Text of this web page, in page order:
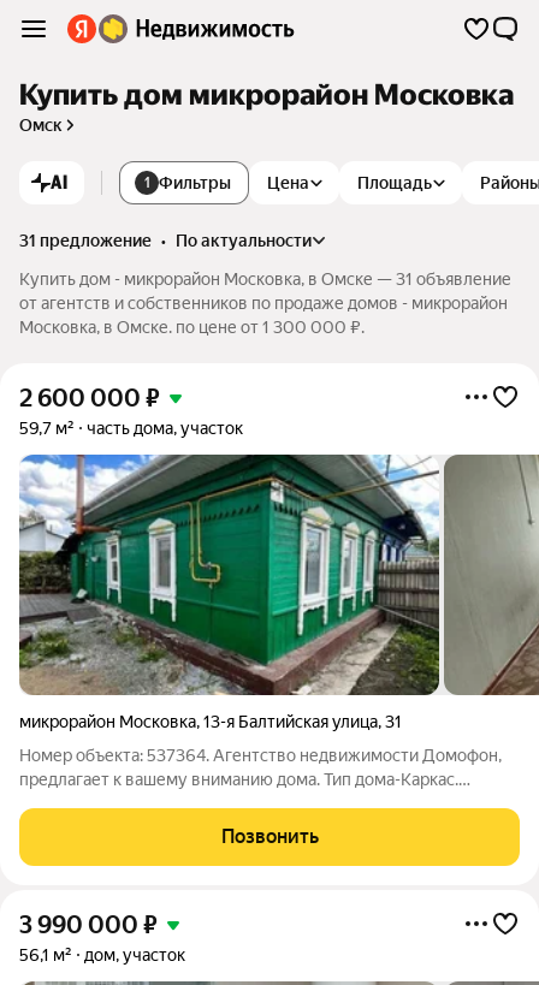
Купить дом микрорайон Московка
Омск
AI 1 Фильтры Цена Площадь
31 предложение •
по актуальности
Купить дом - микрорайон Московка, в Омске — 31 объявление
от агентств и собственников по продаже домов - микрорайон
Московка, в Омске. по цене от 1 300 000 ₽.
2 600 000 ₽
59,7 м² часть дома, участок
микрорайон Московка,13-я Балтийская улица,31
Номер объекта: 537364. Агентство недвижимости Домофон,
предлагает к вашему вниманию дома. Тип дома-Каркас.
коммуникации: Заведен центральный водопровод, отопление
газовое, котел двухконтурный, канализация
Позвонить
3 990 000 ₽
56,1 м² дом, участок